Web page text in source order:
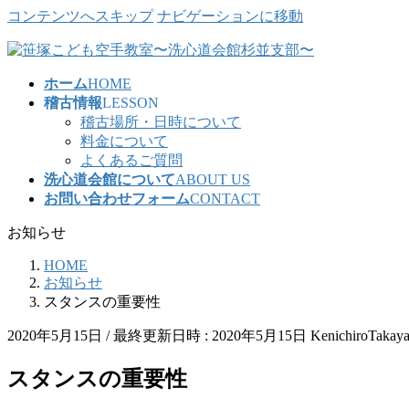
コンテンツへスキップ ナビゲーションに移動
ホームHOME
稽古情報LESSON
稽古場所・日時について
料金について
よくあるご質問
洗心道会館についてABOUT US
お問い合わせフォームCONTACT
お知らせ
HOME
お知らせ
スタンスの重要性
2020年5月15日 / 最終更新日時 : 2020年5月15日
スタンスの重要性